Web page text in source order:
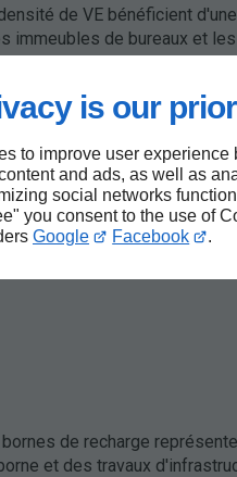
is our
to improve user experience
and ads, as well as
social networks
you consent to the use of
Google Facebook .
de VE bénéficient
immeubles de bureaux et
le rendement locatif
En effet, un rapport de
une demande
de recharge
et des travaux